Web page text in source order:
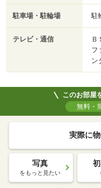
駐車場・駐輪場 駐
テレビ・通信
Ｂ
フ
ン
このお部屋
無料・
実際に
写真
をもっと見たい